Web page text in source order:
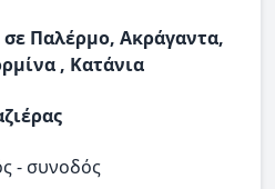
σε Παλέρμο, Ακράγαντα,
, Κατάνια
- συνοδός